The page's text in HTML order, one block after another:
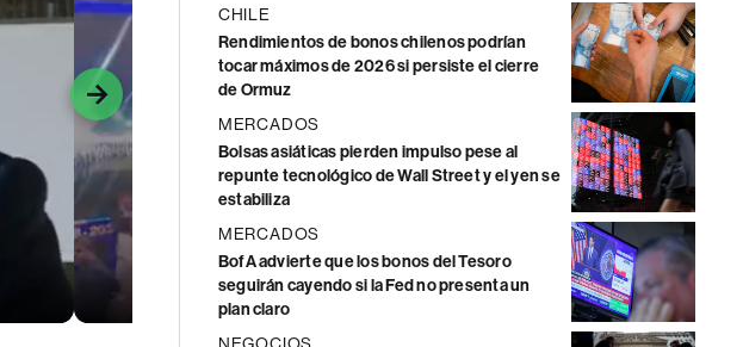
CHILE
Rendimientos de bonos chilenos podrían
tocar máximos de 2026 si persiste el cierre
de Ormuz
MERCADOS
Bolsas asiáticas pierden impulso pese al
repunte tecnológico de Wall Street y el yen se
estabiliza
MERCADOS
BofA advierte que los bonos del Tesoro
seguirán cayendo si la Fed no presenta un
plan claro
NEGOCIOS